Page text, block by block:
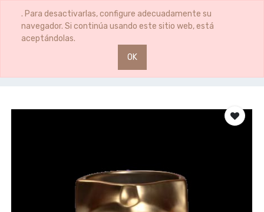
. Para desactivarlas, configure adecuadamente su
navegador. Si continúa usando este sitio web, está
aceptándolas.
OK
0 0
AUGUSTO FLORERO BOCA S D